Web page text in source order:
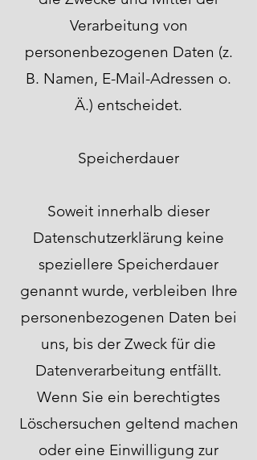
Verarbeitung von
personenbezogenen Daten (z.
B. Namen, E-Mail-Adressen o.
Ä.) entscheidet.
Speicherdauer
Soweit innerhalb dieser
Datenschutzerklärung keine
speziellere Speicherdauer
genannt wurde, verbleiben Ihre
personenbezogenen Daten bei
uns, bis der Zweck für die
Datenverarbeitung entfällt.
Wenn Sie ein berechtigtes
Löschersuchen geltend machen
oder eine Einwilligung zur